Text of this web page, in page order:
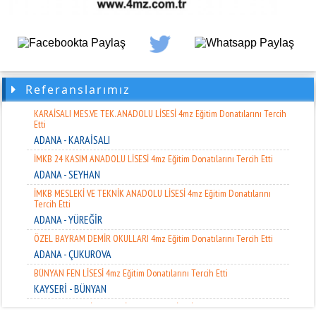
Referanslarımız
ALTIN GENÇLİK GENÇ. VE SPOR KUL. DER. 4mz Eğitim Donatılarını Tercih
Etti
FATİH ANADOLU LİSESİ 4mz Eğitim Donatılarını Tercih Etti
ADANA - KOZAN
KARAİSALI MES.VE TEK. ANADOLU LİSESİ 4mz Eğitim Donatılarını Tercih
Etti
ADANA - KARAİSALI
İMKB 24 KASIM ANADOLU LİSESİ 4mz Eğitim Donatılarını Tercih Etti
ADANA - SEYHAN
İMKB MESLEKİ VE TEKNİK ANADOLU LİSESİ 4mz Eğitim Donatılarını
Tercih Etti
ADANA - YÜREĞİR
ÖZEL BAYRAM DEMİR OKULLARI 4mz Eğitim Donatılarını Tercih Etti
ADANA - ÇUKUROVA
BÜNYAN FEN LİSESİ 4mz Eğitim Donatılarını Tercih Etti
KAYSERİ - BÜNYAN
KOZAN MESLEKİ VE TEKNİK ANADOLU LİSESİ 4mz Eğitim Donatılarını